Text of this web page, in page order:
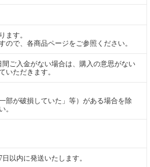
ます。
で、各商品ページをご参照ください。
ご入金がない場合は、購入の意思がない
いただきます。
部が破損していた」等）がある場合を除
。
以内に発送いたします。